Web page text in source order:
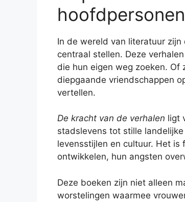
hoofdpersonen
In de wereld van literatuur zijn
centraal stellen. Deze
die hun eigen weg zoeken.
diepgaande vriendschappen
vertellen.
De kracht van de verhalen ligt
stadslevens tot stille
levensstijlen en cultuur. Het is
ontwikkelen, hun angsten
Deze boeken zijn niet alleen
worstelingen waarmee